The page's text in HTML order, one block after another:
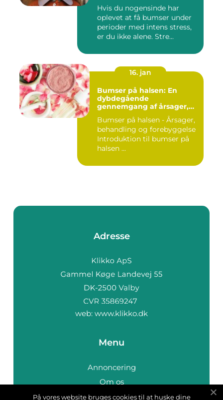
Hvis du nogensinde har
oplevet at få bumser under
perioder med intens stress,
er du ikke alene. Stre...
16. jan
Bumser på halsen: En
dybdegående
gennemgang af årsager,
forebyggelse
Bumser på halsen - Årsager,
behandling og forebyggelse
Introduktion til bumser på
halsen ...
Adresse
web: www.klikko.dk
Menu
Annoncering
Om os
Cookies
På vores website bruges cookies til at huske dine